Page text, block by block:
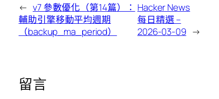
← v7 參數優化（第14篇）：
輔助引擎移動平均週期
（backup_ma_period）
Hacker News
每日精選 –
2026-03-09 →
留言